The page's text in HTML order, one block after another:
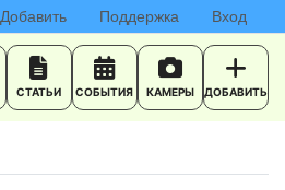
Добавить Поддержка Вход
СТАТЬИ СОБЫТИЯ КАМЕРЫ ДОБАВИТЬ